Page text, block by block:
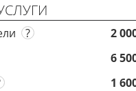
?
2
6
1